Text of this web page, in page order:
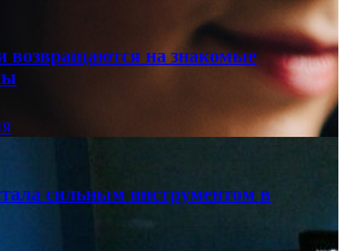
возвращаются на знакомые
сильным инструментом в